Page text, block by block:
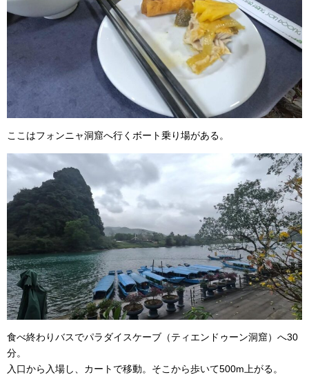
ここはフォンニャ洞窟へ行くボート乗り場がある。
食べ終わりバスでパラダイスケーブ（ティエンドゥーン洞窟）へ30
分。
入口から入場し、カートで移動。そこから歩いて500m上がる。